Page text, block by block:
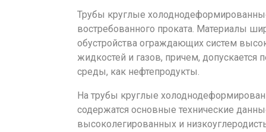
Трубы круглые
востребованного проката. Материалы
обустройства ограждающих систем
жидкостей и газов, причем,
среды, как нефтепродукты.
На трубы круглые
содержатся основные технические
высоколегированных и